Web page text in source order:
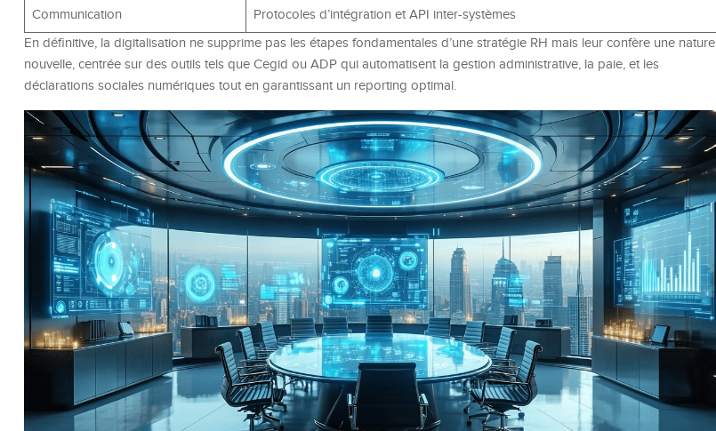
Communication
Protocoles d’intégration et API inter-systèmes
En définitive, la digitalisation ne supprime pas les étapes fondamentales d’une stratégie RH mais leur confère une nature
nouvelle, centrée sur des outils tels que Cegid ou ADP qui automatisent la gestion administrative, la paie, et les
déclarations sociales numériques tout en garantissant un reporting optimal.